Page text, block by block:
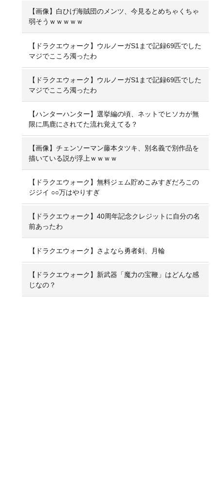
【画像】白ひげ海賊団のメンツ、今見るとめちゃくちゃ
弱そうｗｗｗｗｗ
【ドラクエウォーク】ウルノーガS1まで記録69匹でした
マジでこころ濁ったわ
【ドラクエウォーク】ウルノーガS1まで記録69匹でした
マジでこころ濁ったわ
【ハンターハンター】選挙編の頃、ネットでヒソカが無
限に馬鹿にされてた流れ覚えてる？
【画像】チェンソーマン藤本タツキ、別名義で別作品を
描いている説が浮上ｗｗｗｗ
【ドラクエウォーク】無料ジェム貯めこみすぎだろこの
ジジイ ○○万はやりすぎ
【ドラクエウォーク】40周年記念クレジットに自分の名
前あったわ
【ドラクエウォーク】さよなら勇者剣、月輪
【ドラクエウォーク】新武器「魔力の宝鞭」はどんな感
じなの？